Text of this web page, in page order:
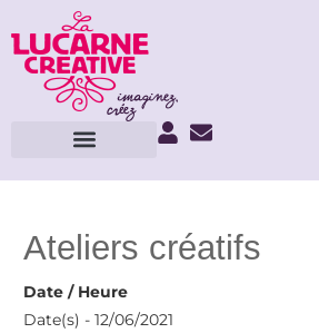
Ateliers créatifs
Date / Heure
Date(s) - 12/06/2021